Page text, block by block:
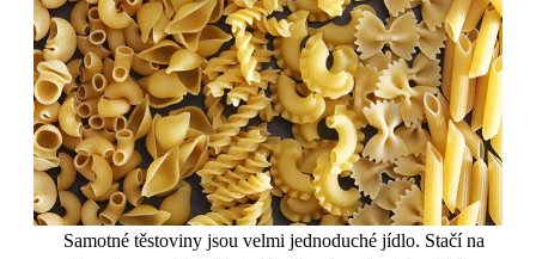
Samotné těstoviny jsou velmi jednoduché jídlo. Stačí na